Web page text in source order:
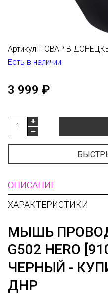
Артикул: ТОВАР В
Есть в наличии
3 999 ₽
ОПИСАНИЕ
ХАРАКТЕРИСТИКИ
МЫШЬ
G502 HERO
ЧЕРНЫЙ -
ДНР